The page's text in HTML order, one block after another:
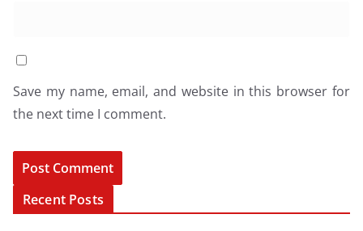
Save my name, email, and website in this browser for
the next time I comment.
Recent Posts